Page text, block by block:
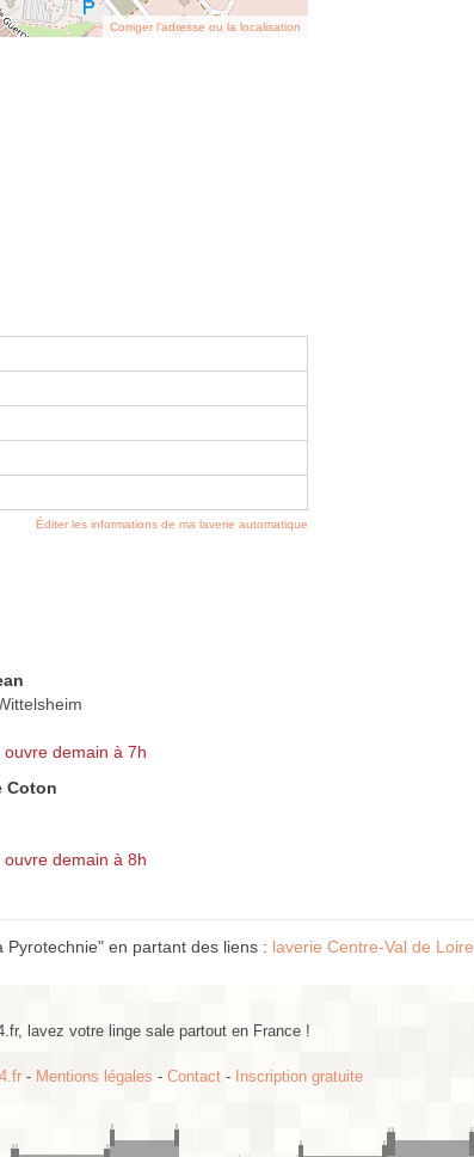
Corriger l’adresse ou la localisation
Éditer les informations de ma laverie automatique
ouvre demain à 7h
Coton
ouvre demain à 8h
en partant des liens : laverie Centre-Val de Loire
lavez votre linge sale partout en France !
- Mentions légales - Contact - Inscription gratuite